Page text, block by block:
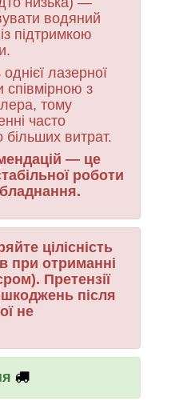
водяний
підтримкою
однієї лазерної
співмірною з
тому
часто
витрат.
— це
роботи
цілісність
при отриманні
Претензії
після
не